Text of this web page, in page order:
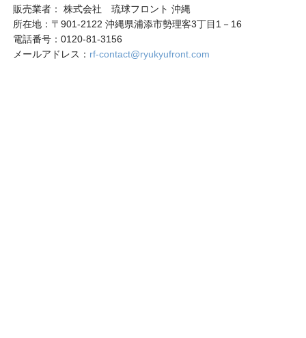
販売業者： 株式会社 琉球フロント 沖縄
所在地：〒901-2122 沖縄県浦添市勢理客3丁目1－16
電話番号：0120-81-3156
メールアドレス： rf-contact@ryukyufront.com